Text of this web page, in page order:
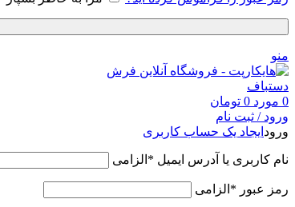
منو
0 مورد 0 تومان
ورود / ثبت نام
ورود ایجاد یک حساب کاربری
نام کاربری یا آدرس ایمیل * الزامی
رمز عبور * الزامی